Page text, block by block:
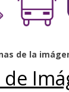
de la
de